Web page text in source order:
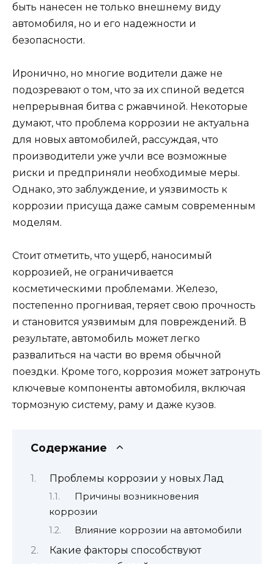
быть нанесен не только внешнему виду
автомобиля, но и его надежности и
безопасности.
Иронично, но многие водители даже не
подозревают о том, что за их спиной ведется
непрерывная битва с ржавчиной. Некоторые
думают, что проблема коррозии не актуальна
для новых автомобилей, рассуждая, что
производители уже учли все возможные
риски и предприняли необходимые меры.
Однако, это заблуждение, и уязвимость к
коррозии присуща даже самым современным
моделям.
Стоит отметить, что ущерб, наносимый
коррозией, не ограничивается
косметическими проблемами. Железо,
постепенно прогнивая, теряет свою прочность
и становится уязвимым для повреждений. В
результате, автомобиль может легко
развалиться на части во время обычной
поездки. Кроме того, коррозия может затронуть
ключевые компоненты автомобиля, включая
тормозную систему, раму и даже кузов.
Содержание
Проблемы коррозии у новых Лад
Причины возникновения
коррозии
Влияние коррозии на автомобили
Какие факторы способствуют